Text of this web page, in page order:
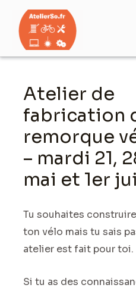
contenu
Atelier de
fabrication
remorque
– mardi 21,
mai et 1er
Tu souhaites
ton vélo mais tu sais
atelier est fait pour toi.
Si tu as des
Navigation
articles